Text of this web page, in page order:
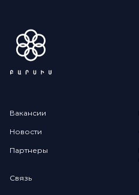
Вакансии
Новости
Партнеры
Связь